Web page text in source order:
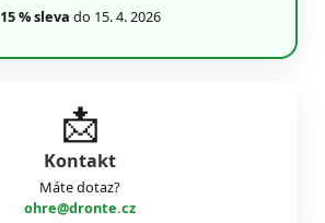
15 % sleva do 15. 4. 2026
📩
Kontakt
Máte dotaz?
ohre@dronte.cz